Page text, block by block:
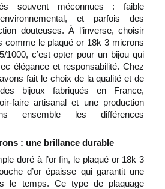
souvent méconnues : faible
et parfois des
douteuses. À l’inverse, choisir
comme le plaqué or 18k 3 microns
1000, c’est opter pour un bijou qui
élégance et responsabilité. Chez
fait le choix de la qualité et de
des bijoux fabriqués en France,
faire artisanal et une production
ensemble les différences
: une brillance durable
doré à l’or fin, le plaqué or 18k 3
d’or épaisse qui garantit une
le temps. Ce type de plaquage